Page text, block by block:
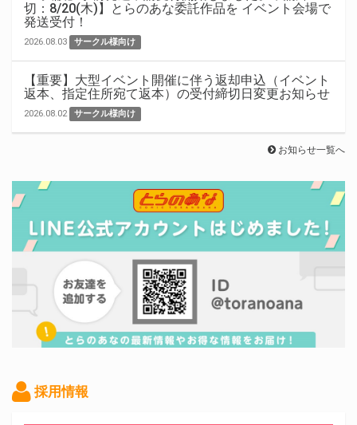
切：8/20(木)】とらのあな委託作品を イベント会場で
発送受付！
2026.08.03 サークル様向け
【重要】大型イベント開催に伴う返却申込（イベント
返本、指定住所宛て返本）の受付締切日変更お知らせ
2026.08.02 サークル様向け
お知らせ一覧へ
採用情報